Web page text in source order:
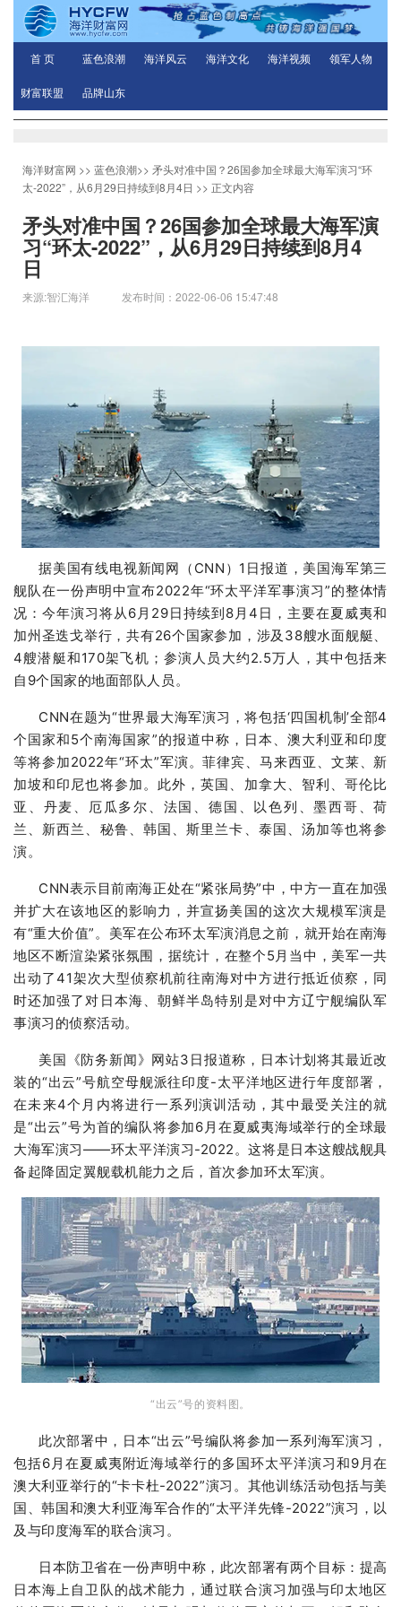
首 页 蓝色浪潮 海洋风云 海洋文化 海洋视频 领军人物
财富联盟 品牌山东
海洋财富网 >> 蓝色浪潮>> 矛头对准中国？26国参加全球最大海军演习“环
太-2022”，从6月29日持续到8月4日 >> 正文内容
矛头对准中国？26国参加全球最大海军演
习“环太-2022”，从6月29日持续到8月4
日
来源:智汇海洋 发布时间：2022-06-06 15:47:48
据美国有线电视新闻网（CNN）1日报道，美国海军第三
舰队在一份声明中宣布2022年“环太平洋军事演习”的整体情
况：今年演习将从6月29日持续到8月4日，主要在夏威夷和
加州圣迭戈举行，共有26个国家参加，涉及38艘水面舰艇、
4艘潜艇和170架飞机；参演人员大约2.5万人，其中包括来
自9个国家的地面部队人员。
CNN在题为“世界最大海军演习，将包括‘四国机制’全部4
个国家和5个南海国家”的报道中称，日本、澳大利亚和印度
等将参加2022年“环太”军演。菲律宾、马来西亚、文莱、新
加坡和印尼也将参加。此外，英国、加拿大、智利、哥伦比
亚、丹麦、厄瓜多尔、法国、德国、以色列、墨西哥、荷
兰、新西兰、秘鲁、韩国、斯里兰卡、泰国、汤加等也将参
演。
CNN表示目前南海正处在“紧张局势”中，中方一直在加强
并扩大在该地区的影响力，并宣扬美国的这次大规模军演是
有“重大价值”。美军在公布环太军演消息之前，就开始在南海
地区不断渲染紧张氛围，据统计，在整个5月当中，美军一共
出动了41架次大型侦察机前往南海对中方进行抵近侦察，同
时还加强了对日本海、朝鲜半岛特别是对中方辽宁舰编队军
事演习的侦察活动。
美国《防务新闻》网站3日报道称，日本计划将其最近改
装的“出云”号航空母舰派往印度-太平洋地区进行年度部署，
在未来4个月内将进行一系列演训活动，其中最受关注的就
是“出云”号为首的编队将参加6月在夏威夷海域举行的全球最
大海军演习——环太平洋演习-2022。这将是日本这艘战舰具
备起降固定翼舰载机能力之后，首次参加环太军演。
“出云”号的资料图。
此次部署中，日本“出云”号编队将参加一系列海军演习，
包括6月在夏威夷附近海域举行的多国环太平洋演习和9月在
澳大利亚举行的“卡卡杜-2022”演习。其他训练活动包括与美
国、韩国和澳大利亚海军合作的“太平洋先锋-2022”演习，以
及与印度海军的联合演习。
日本防卫省在一份声明中称，此次部署有两个目标：提高
日本海上自卫队的战术能力，通过联合演习加强与印太地区